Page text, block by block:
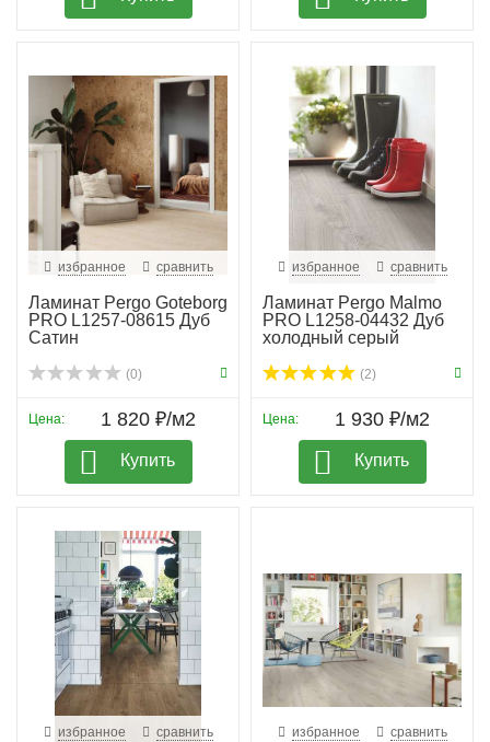
избранное сравнить
Ламинат Pergo Goteborg
PRO L1257-08615 Дуб
Сатин
(0)
Цена: 1 820 ₽/м2
Купить
избранное сравнить
Ламинат Pergo Malmo
PRO L1258-04432 Дуб
холодный серый
(2)
Цена: 1 930 ₽/м2
Купить
избранное сравнить избранное сравнить